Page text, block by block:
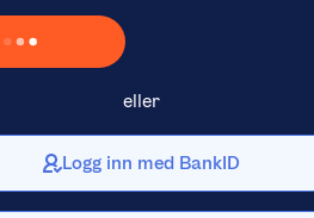
Vipps …
eller
Logg inn med BankID